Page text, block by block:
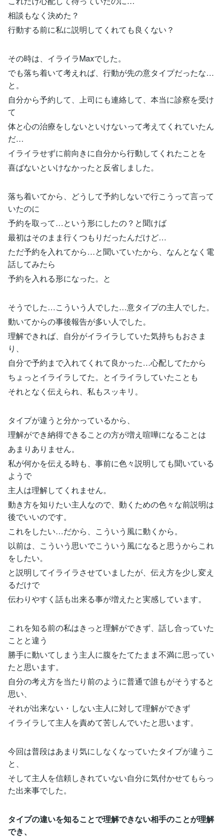
相談もなく決めた？
行動する前に私に説明してくれても良くない？
その時は、イライラMaxでした。
でも落ち着いて考えれば、行動が先の意タイプだったな…
と。
自分から予約して、上司にも連絡して、本当に診察を受け
て
体と心の治療をしないといけないって考えてくれていたん
だ…
イライラせずに前向きに自分から行動してくれたことを
喜ばないといけなかったと反省しました。
落ち着いてから、どうして予約しないで行こうって言って
いたのに
予約を取って…という形にしたの？と聞けば
最初はそのまま行くつもりだったんだけど…
ただ予約を入れてから…と聞いていたから、なんとなく電
話してみたら
予約を入れる形になった。と
そうでした…こういう人でした…意タイプの主人でした。
動いてからの事後報告が多い人でした。
理解できれば、自分がイライラしていた気持ちもおさま
り、
自分で予約まで入れてくれて良かった…心配してたから
ちょっとイライラしてた。とイライラしていたことも
それとなく伝えられ、私もスッキリ。
タイプが違うと分かっているから、
理解ができ納得できることの方が増え喧嘩になることは
あまりありません。
私が何かを伝える時も、事前に色々説明しても聞いている
ようで
主人は理解してくれません。
動き方を知りたい主人なので、動くための色々な前説明は
後でいいのです。
これをしたい…だから、こういう風に動くから。
以前は、こういう思いでこういう風になると思うからこれ
をしたい。
と説明してイライラさせていましたが、伝え方を少し変え
るだけで
伝わりやすく話も出来る事が増えたと実感しています。
これを知る前の私はきっと理解ができず、話し合っていた
ことと違う
勝手に動いてしまう主人に腹をたてたまま不満に思ってい
たと思います。
自分の考え方を当たり前のように普通で誰もがそうすると
思い、
それが出来ない・しない主人に対して理解ができず
イライラして主人を責めて苦しんでいたと思います。
今回は普段はあまり気にしなくなっていたタイプが違うこ
と、
そして主人を信頼しきれていない自分に気付かせてもらっ
た出来事でした。
タイプの違いを知ることで理解できない相手のことが理解
でき、